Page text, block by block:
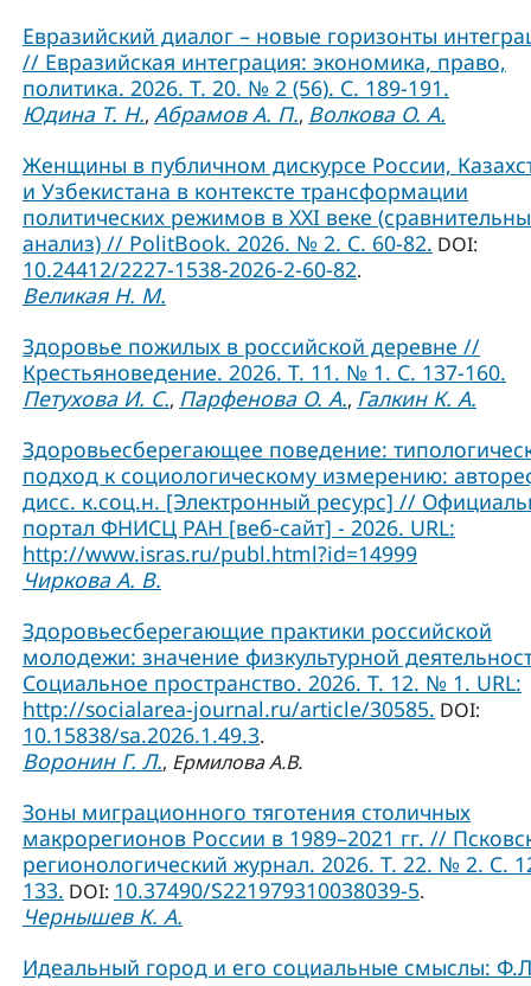
Евразийский диалог – новые горизонты
// Евразийская интеграция: экономика, право,
политика. 2026. Т. 20. № 2 (56). С. 189-191.
Юдина Т. Н., Абрамов А. П., Волкова О. А.
Женщины в публичном дискурсе России,
и Узбекистана в контексте трансформации
политических режимов в XXI веке
анализ) // PolitBook. 2026. № 2. С. 60-82. DOI:
10.24412/2227-1538-2026-2-60-82.
Великая Н. М.
Здоровье пожилых в российской деревне //
Крестьяноведение. 2026. Т. 11. № 1. С. 137-160.
Петухова И. С., Парфенова О. А., Галкин К. А.
Здоровьесберегающее поведение:
подход к социологическому измерению:
дисс. к.соц.н. [Электронный ресурс] //
портал ФНИСЦ РАН [веб-сайт] - 2026. URL:
http://www.isras.ru/publ.html?id=14999
Чиркова А. В.
Здоровьесберегающие практики российской
молодежи: значение физкультурной
Социальное пространство. 2026. Т. 12. № 1. URL:
http://socialarea-journal.ru/article/30585. DOI:
10.15838/sa.2026.1.49.3.
Воронин Г. Л., Ермилова А.В.
Зоны миграционного тяготения столичных
макрорегионов России в 1989–2021 гг. //
регионологический журнал. 2026. Т. 22. № 2. С.
133. DOI: 10.37490/S221979310038039-5.
Чернышев К. А.
Идеальный город и его социальные смыслы: